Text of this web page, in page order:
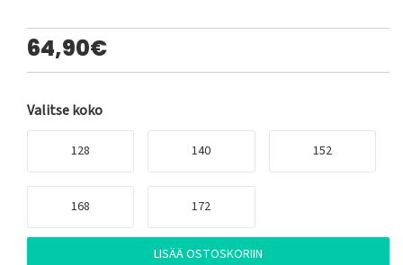
64,90€
Valitse koko
128 140 152
168 172
LISÄÄ OSTOSKORIIN